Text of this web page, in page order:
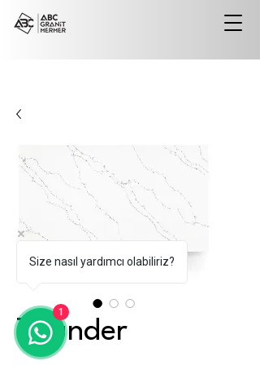
Thunder
Size nasıl yardımcı olabiliriz?
1